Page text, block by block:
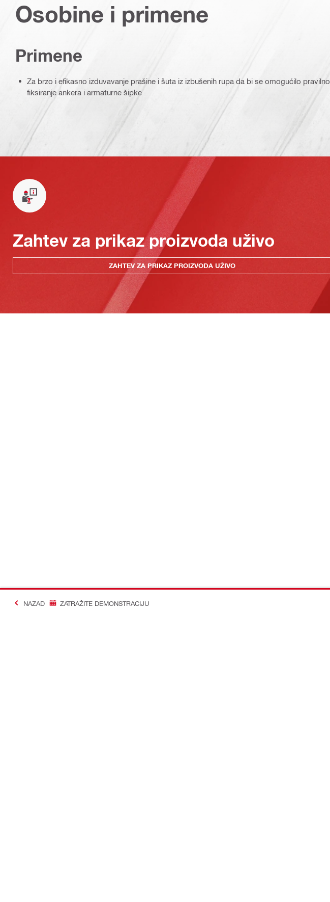
Osobine i primene
Primene
Za brzo i efikasno izduvavanje prašine i šuta iz izbušenih rupa da bi se omogućilo pravilno
fiksiranje ankera i armaturne šipke
Zahtev za prikaz proizvoda uživo
ZAHTEV ZA PRIKAZ PROIZVODA UŽIVO
NAZAD ZATRAŽITE DEMONSTRACIJU